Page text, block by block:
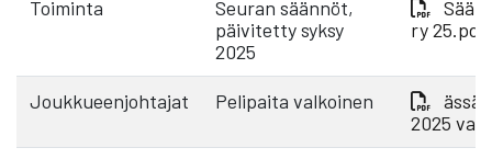
Toiminta
Seuran säännöt,
päivitetty syksy
2025
ry 25.pdf
Joukkueenjohtajat Pelipaita valkoinen
2025